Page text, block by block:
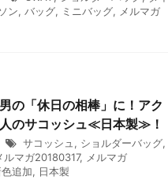
ン, バッグ, ミニバッグ, メルマガ
の「休日の相棒」に！アク
のサコッシュ≪日本製≫！
サコッシュ , ショルダーバッグ,
ルマガ20180317, メルマガ
追加, 日本製